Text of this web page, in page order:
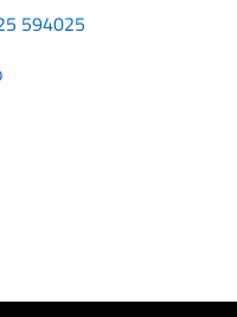
594025